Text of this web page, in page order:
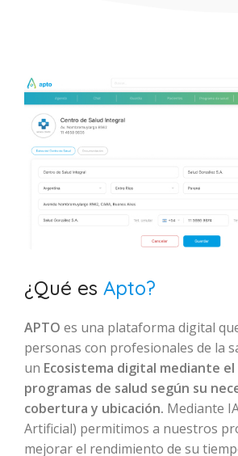
¿Qué es Apto?
APTO es una plataforma digital
personas con profesionales de la
un Ecosistema digital mediante el
programas de salud según su
cobertura y ubicación. Mediante
Artificial) permitimos a nuestros
mejorar el rendimiento de su